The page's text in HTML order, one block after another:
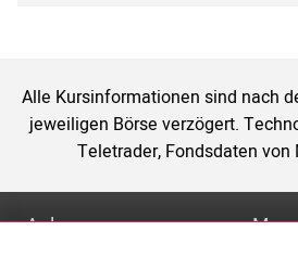
Alle Kursinformationen sind nach
jeweiligen Börse verzögert.
Teletrader, Fondsdaten von
Anlage